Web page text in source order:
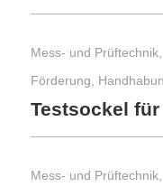
Mess- und
Förderung,
Testsockel
Mess- und